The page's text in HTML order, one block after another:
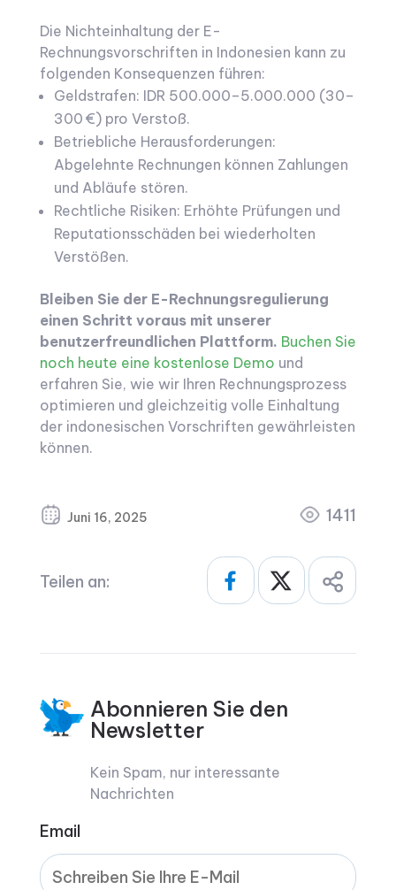
Die Nichteinhaltung der E-
Rechnungsvorschriften in Indonesien kann zu
folgenden Konsequenzen führen:
Geldstrafen: IDR 500.000–5.000.000 (30–
300 €) pro Verstoß.
Betriebliche Herausforderungen:
Abgelehnte Rechnungen können Zahlungen
und Abläufe stören.
Rechtliche Risiken: Erhöhte Prüfungen und
Reputationsschäden bei wiederholten
Verstößen.
Bleiben Sie der E-Rechnungsregulierung
einen Schritt voraus mit unserer
benutzerfreundlichen Plattform. Buchen Sie
noch heute eine kostenlose Demo und
erfahren Sie, wie wir Ihren Rechnungsprozess
optimieren und gleichzeitig volle Einhaltung
der indonesischen Vorschriften gewährleisten
können.
Juni 16, 2025 1411
Teilen an:
Abonnieren Sie den
Newsletter
Kein Spam, nur interessante
Nachrichten
Email